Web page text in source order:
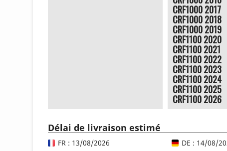
CRF1000 2017
CRF1000 2018
CRF1000 2019
CRF1100 2020
CRF1100 2021
CRF1100 2022
CRF1100 2023
CRF1100 2024
CRF1100 2025
CRF1100 2026
Délai de livraison estimé
FR : 13/08/2026
DE : 14/08/